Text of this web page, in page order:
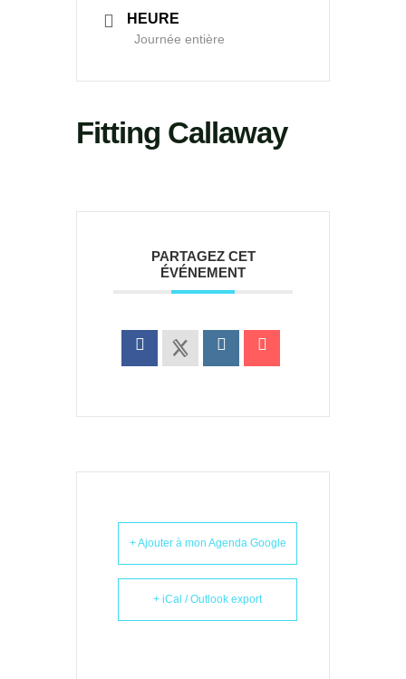
HEURE
Journée entière
Fitting Callaway
PARTAGEZ CET
ÉVÉNEMENT
+ Ajouter à mon Agenda Google
+ iCal / Outlook export